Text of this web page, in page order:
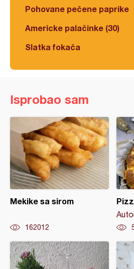
Pohovane pečene paprike
Americke palačinke (30)
Slatka fokača
Isprobao sam
Mekike sa sirom
162012